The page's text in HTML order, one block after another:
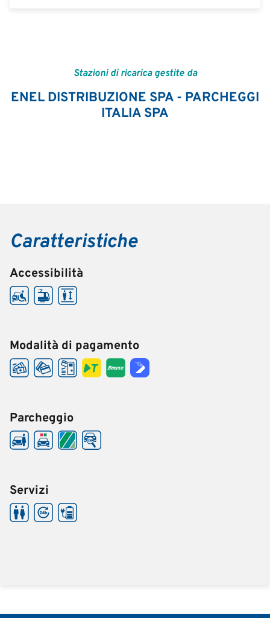
Stazioni di ricarica gestite da
ENEL DISTRIBUZIONE SPA - PARCHEGGI
ITALIA SPA
Caratteristiche
Accessibilità
Modalità di pagamento
Parcheggio
Servizi